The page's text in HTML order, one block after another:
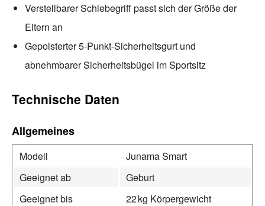
Verstellbarer Schiebegriff passt sich der Größe der
Eltern an
Gepolsterter 5-Punkt-Sicherheitsgurt und
abnehmbarer Sicherheitsbügel im Sportsitz
Technische Daten
Allgemeines
Modell
Junama Smart
Geeignet ab
Geburt
Geeignet bis
22 kg Körpergewicht